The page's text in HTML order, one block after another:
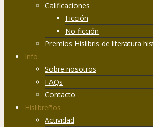
Calificaciones
Ficción
No ficción
Premios Hislibris de literatura
Info
Sobre nosotros
FAQs
Contacto
Hislibreños
Actividad